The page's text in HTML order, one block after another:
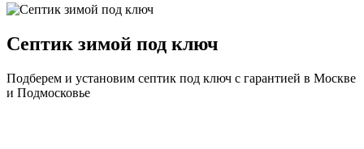
Септик зимой под ключ
Подберем и установим септик под ключ с гарантией в Москве
и Подмосковье